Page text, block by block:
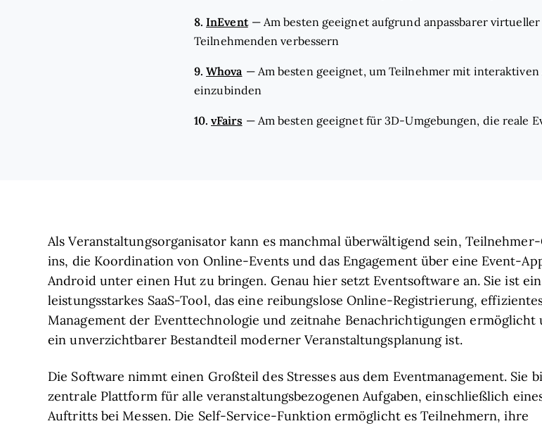
8. InEvent — Am besten geeignet aufgrund anpassbarer
Teilnehmenden verbessern
9. Whova — Am besten geeignet, um Teilnehmer mit
einzubinden
10. vFairs — Am besten geeignet für 3D-Umgebungen, die reale
Als Veranstaltungsorganisator kann es manchmal überwältigend sein,
ins, die Koordination von Online-Events und das Engagement über eine Event-
Android unter einen Hut zu bringen. Genau hier setzt Eventsoftware an. Sie ist ein
leistungsstarkes SaaS-Tool, das eine reibungslose Online-Registrierung,
Management der Eventtechnologie und zeitnahe Benachrichtigungen ermöglicht
ein unverzichtbarer Bestandteil moderner Veranstaltungsplanung ist.
Die Software nimmt einen Großteil des Stresses aus dem Eventmanagement. Sie
zentrale Plattform für alle veranstaltungsbezogenen Aufgaben, einschließlich
Auftritts bei Messen. Die Self-Service-Funktion ermöglicht es Teilnehmern, ihre